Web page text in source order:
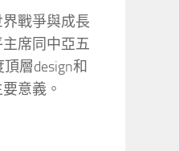
戰爭與成長
席同中亞五
層design和
意義。